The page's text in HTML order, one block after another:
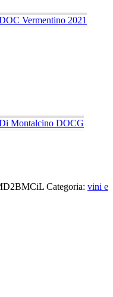
Vermentino 2021
Montalcino DOCG
Categoria: vini e